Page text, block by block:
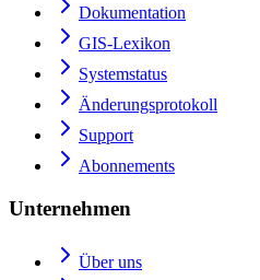
Dokumentation
GIS-Lexikon
Systemstatus
Änderungsprotokoll
Support
Abonnements
Unternehmen
Über uns